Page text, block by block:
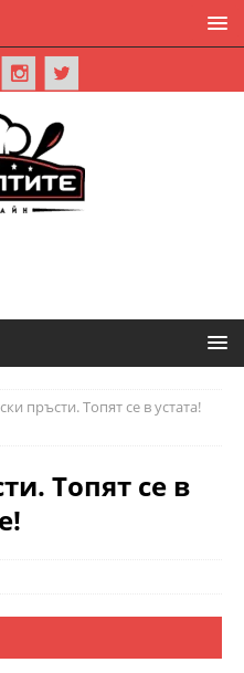
пръсти. Топят се в устата!
Топят се в